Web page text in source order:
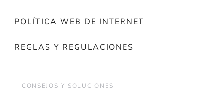
POLÍTICA WEB DE INTERNET
REGLAS Y REGULACIONES
CONSEJOS Y SOLUCIONES